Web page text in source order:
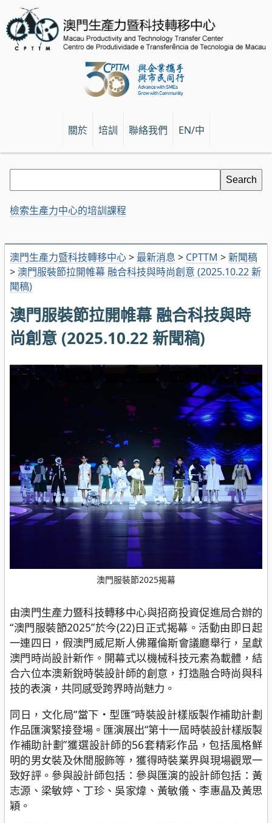
關於 培訓 聯絡我們 EN/中
澳門生產力暨科技轉移中心> 最新消息 > CPTTM >新聞稿
> 澳門服裝節拉開帷幕 融合科技與時尚創意 (2025.10.22 新
聞稿)
澳門服裝節拉開帷幕 融合科技與時
尚創意 (2025.10.22 新聞稿)
澳門服裝節2025揭幕
由澳門生產力暨科技轉移中心與招商投資促進局合辦的
“澳門服裝節2025”於今(22)日正式揭幕。活動由即日起
一連四日，假澳門威尼斯人佛羅倫斯會議廳舉行，呈獻
澳門時尚設計新作。開幕式以機械科技元素為載體，結
合六位本澳新銳時裝設計師的創意，打造融合時尚與科
技的表演，共同感受跨界時尚魅力。
同日，文化局“當下・型匯”時裝設計樣版製作補助計劃
作品匯演緊接登場。匯演展出“第十一屆時裝設計樣版製
作補助計劃”獲選設計師的56套精彩作品，包括風格鮮
明的男女裝及休閒服飾等，獲得時裝業界與現場觀眾一
致好評。參與設計師包括：參與匯演的設計師包括：黃
志源、梁敏婷、丁珍、吳家煒、黃敏儀、李惠晶及黃思
穎。
檢索生產力中心的培訓課程